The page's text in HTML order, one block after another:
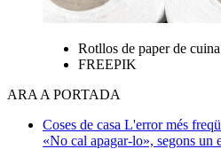
Rotllos de paper de
FREEPIK
ARA A PORTADA
Coses de casa L'error més
«No cal apagar-lo», segons un